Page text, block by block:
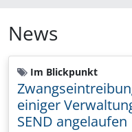
News
Im Blickpunkt
einiger
SEND angelaufen